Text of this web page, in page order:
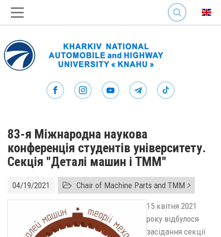
SEARCH
83-я Міжнародна наукова
конференція студентів університету.
Секція "Деталі машин і ТММ"
04/19/2021 Chair of Machine Parts and TMM
15 квітня 2021
року відбулося
засідання секції